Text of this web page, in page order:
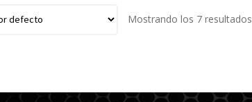
Mostrando los 7 resultados